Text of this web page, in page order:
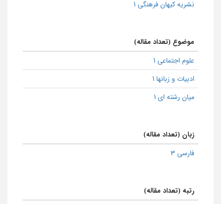
نشریه کیهان فرهنگی 1
موضوع (تعداد مقاله)
علوم اجتماعی 1
ادبیات و زبانها 1
میان رشته ای 1
زبان (تعداد مقاله)
فارسی 3
رتبه (تعداد مقاله)